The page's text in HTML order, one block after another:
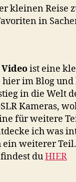
kleinen Reise
in
Videoist eine
im Blog und
in die Welt
Kameras,
für weitere
ich was
ein weiterer
duHIER